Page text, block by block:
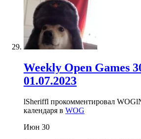
Weekly Open Games
01.07.2023
lSheriffl прокомментировал
календаря в WOG
Июн 30